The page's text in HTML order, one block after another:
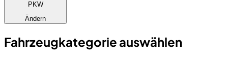
PKW
Ändern
Fahrzeugkategorie auswählen